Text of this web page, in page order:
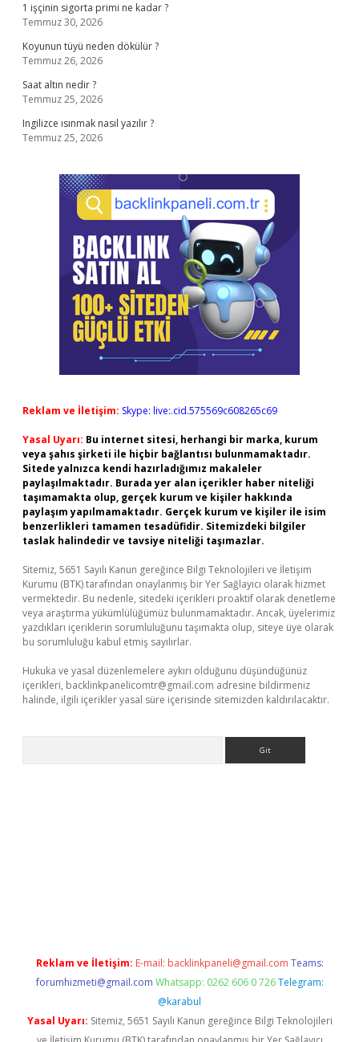
1 işçinin sigorta primi ne kadar ?
Temmuz 30, 2026
Koyunun tüyü neden dökülür ?
Temmuz 26, 2026
Saat altın nedir ?
Temmuz 25, 2026
Ingilizce ısınmak nasıl yazılır ?
Temmuz 25, 2026
Reklam ve İletişim: Skype: live:.cid.575569c608265c69
Yasal Uyarı: Bu internet sitesi, herhangi bir marka, kurum
veya şahıs şirketi ile hiçbir bağlantısı bulunmamaktadır.
Sitede yalnızca kendi hazırladığımız makaleler
paylaşılmaktadır. Burada yer alan içerikler haber niteliği
taşımamakta olup, gerçek kurum ve kişiler hakkında
paylaşım yapılmamaktadır. Gerçek kurum ve kişiler ile isim
benzerlikleri tamamen tesadüfidir. Sitemizdeki bilgiler
taslak halindedir ve tavsiye niteliği taşımazlar.
Sitemiz, 5651 Sayılı Kanun gereğince Bilgi Teknolojileri ve İletişim
Kurumu (BTK) tarafından onaylanmış bir Yer Sağlayıcı olarak hizmet
vermektedir. Bu nedenle, sitedeki içerikleri proaktif olarak denetleme
veya araştırma yükümlülüğümüz bulunmamaktadır. Ancak, üyelerimiz
yazdıkları içeriklerin sorumluluğunu taşımakta olup, siteye üye olarak
bu sorumluluğu kabul etmiş sayılırlar.
Hukuka ve yasal düzenlemelere aykırı olduğunu düşündüğünüz
içerikleri, backlinkpanelicomtr@gmail.com adresine bildirmeniz
halinde, ilgili içerikler yasal süre içerisinde sitemizden kaldırılacaktır.
Reklam ve İletişim: E-mail: backlinkpaneli@gmail.com Teams:
forumhizmeti@gmail.com Whatsapp: 0262 606 0 726 Telegram:
@karabul
Yasal Uyarı: Sitemiz, 5651 Sayılı Kanun gereğince Bilgi Teknolojileri